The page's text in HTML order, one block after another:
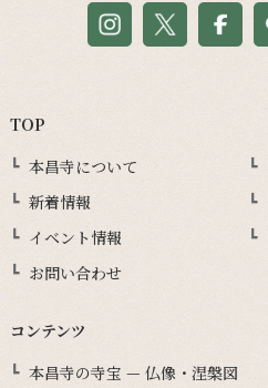
TOP
本昌寺について
新着情報
イベント情報
お問い合わせ
コンテンツ
本昌寺の寺宝 — 仏像・涅槃図